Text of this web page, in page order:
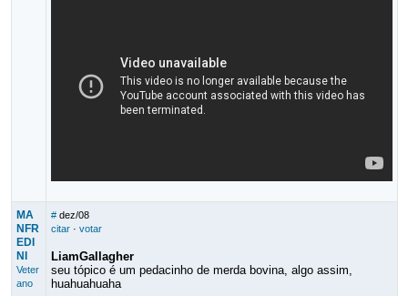
MA
NFR
EDI
NI
Veter
ano
# dez/08
citar· votar
LiamGallagher
seu tópico é um pedacinho de merda bovina, algo assim,
huahuahuaha